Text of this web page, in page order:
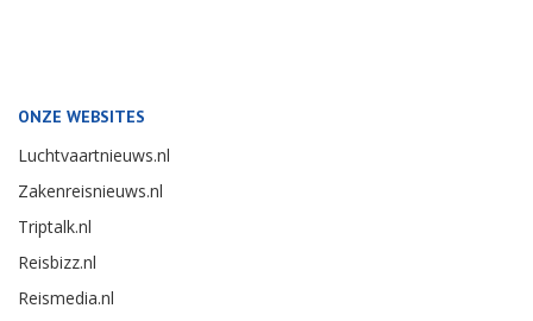
ONZE WEBSITES
Luchtvaartnieuws.nl
Zakenreisnieuws.nl
Triptalk.nl
Reisbizz.nl
Reismedia.nl